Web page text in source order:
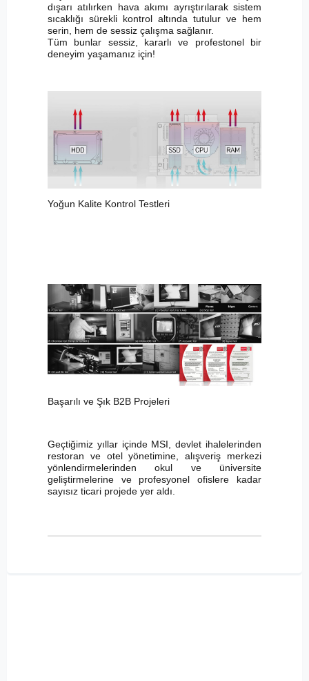
dışarı atılırken hava akımı ayrıştırılarak sistem
sıcaklığı sürekli kontrol altında tutulur ve hem
serin, hem de sessiz çalışma sağlanır.
Tüm bunlar sessiz, kararlı ve profestonel bir
deneyim yaşamanız için!
Yoğun Kalite Kontrol Testleri
Başarılı ve Şık B2B Projeleri
Geçtiğimiz yıllar içinde MSI, devlet ihalelerinden
restoran ve otel yönetimine, alışveriş merkezi
yönlendirmelerinden okul ve üniversite
geliştirmelerine ve profesyonel ofislere kadar
sayısız ticari projede yer aldı.